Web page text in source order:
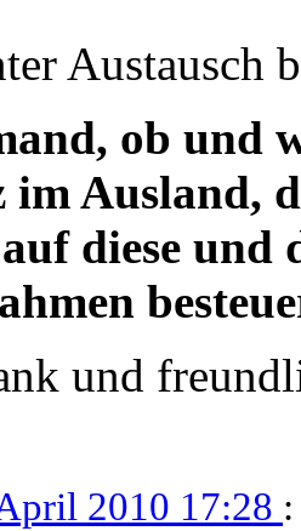
Austausch
ob und
im Ausland,
diese
und
2010 17:28 :